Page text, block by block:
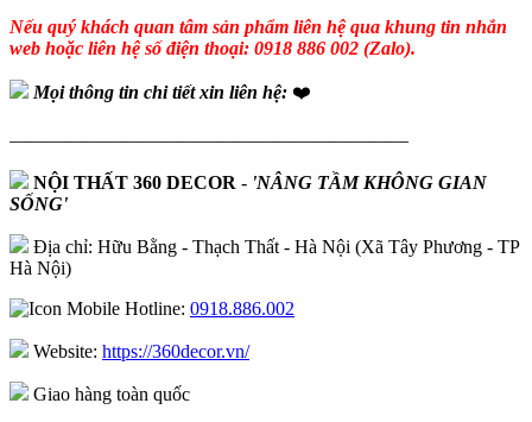
Nếu quý khách quan tâm sản phẩm liên hệ qua khung tin nhắn
web hoặc liên hệ số điện thoại: 0918 886 002 (Zalo).
Mọi thông tin chi tiết xin liên hệ: ❤️
—————————————————————
NỘI THẤT 360 DECOR - 'NÂNG TẦM KHÔNG GIAN
SỐNG'
Địa chỉ: Hữu Bằng - Thạch Thất - Hà Nội (Xã Tây Phương - TP
Hà Nội)
Hotline: 0918.886.002
Website: https://360decor.vn/
Giao hàng toàn quốc